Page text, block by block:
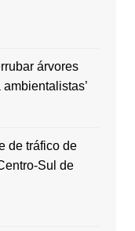
árvores
de tráfico de
Sul de